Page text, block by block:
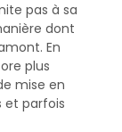
pas à sa
dont
En
plus
mise en
parfois